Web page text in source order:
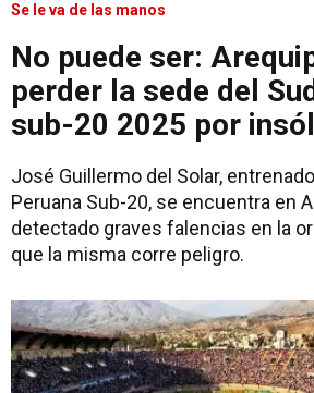
Se le va de las manos
No puede ser:
perder la sede del
sub-20 2025 por
José Guillermo del Solar,
Peruana Sub-20, se encuentra en
detectado graves falencias en la
que la misma corre peligro.